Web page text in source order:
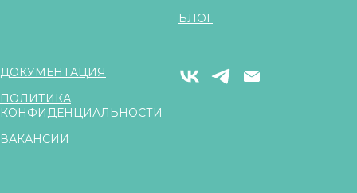
БЛОГ
ДОКУМЕНТАЦИЯ
ПОЛИТИКА
КОНФИДЕНЦИАЛЬНОСТИ
ВАКАНСИИ